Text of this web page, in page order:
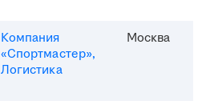
Компания
«Спортмастер»,
Логистика
Москва